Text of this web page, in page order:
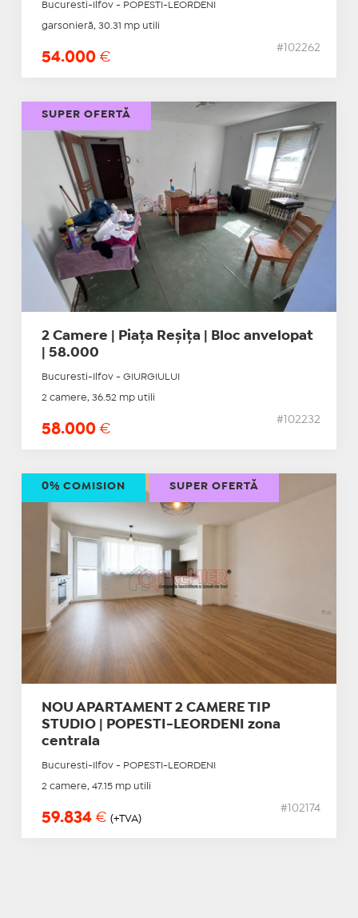
Bucuresti-Ilfov - POPESTI-LEORDENI
garsonieră, 30.31 mp utili
54.000 €
#102262
2 Camere | Piața Reșița | Bloc anvelopat
| 58.000
Bucuresti-Ilfov - GIURGIULUI
2 camere, 36.52 mp utili
58.000 €
#102232
SUPER OFERTĂ
NOU APARTAMENT 2 CAMERE TIP
STUDIO | POPESTI-LEORDENI zona
centrala
Bucuresti-Ilfov - POPESTI-LEORDENI
2 camere, 47.15 mp utili
59.834 € (+TVA)
#102174
0% COMISION SUPER OFERTĂ